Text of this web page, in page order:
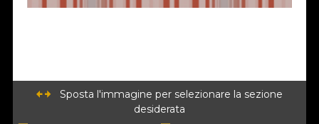
Sposta l'immagine per selezionare la sezione
desiderata